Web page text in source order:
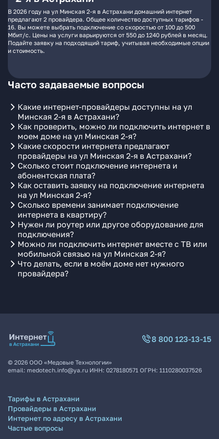
В 2026 году на ул Минская 2-я в Астрахани домашний интернет
предлагают 2 провайдера. Общее количество доступных тарифов -
16. Вы можете выбрать подключение со скоростью от 100 до 500
Мбит/с. Цены на услуги варьируются от 550 до 1240 рублей в месяц.
Подайте заявку на подходящий тариф, учитывая необходимые опции
и стоимость.
Часто задаваемые вопросы
Какие интернет-провайдеры доступны на ул
Минская 2-я в Астрахани?
Как проверить, можно ли подключить интернет в
моем доме на ул Минская 2-я?
Какие скорости интернета предлагают
провайдеры на ул Минская 2-я в Астрахани?
Сколько стоит подключение интернета и
абонентская плата?
Как оставить заявку на подключение интернета
на ул Минская 2-я?
Сколько времени занимает подключение
интернета в квартиру?
Нужен ли роутер или другое оборудование для
подключения?
Можно ли подключить интернет вместе с ТВ или
мобильной связью на ул Минская 2-я?
Что делать, если в моём доме нет нужного
провайдера?
8 800 123-13-15
© 2026 ООО «Медовые Технологии»
email: medotech.info@ya.ru ИНН: 0278180571 ОГРН: 1110280037526
Тарифы в Астрахани
Провайдеры в Астрахани
Интернет по адресу в Астрахани
Частые вопросы